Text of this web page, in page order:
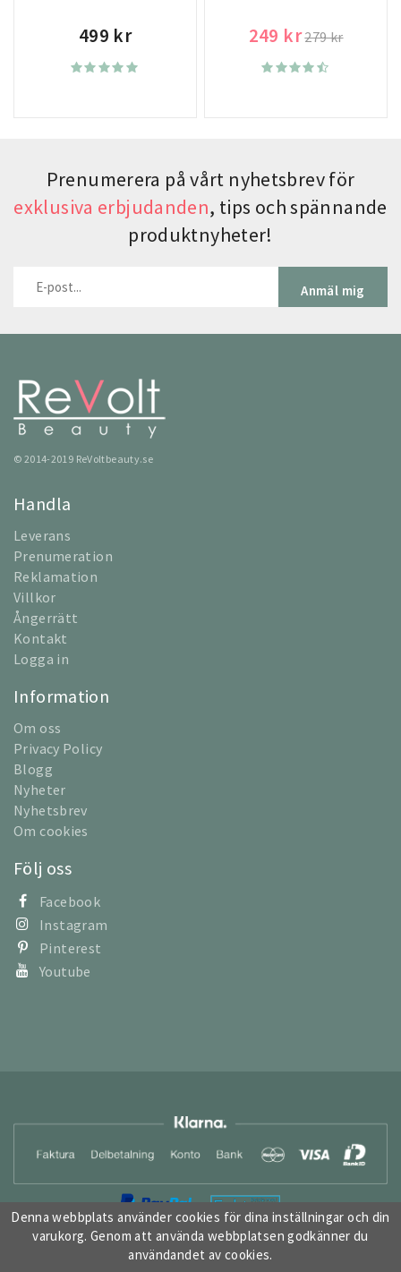
499 kr 249 kr279 kr
Prenumerera på vårt nyhetsbrev för
exklusiva erbjudanden, tips och spännande
produktnyheter!
Anmäl mig
© 2014-2019 ReVoltbeauty.se
Handla
Leverans
Prenumeration
Reklamation
Villkor
Ångerrätt
Kontakt
Logga in
Information
Om oss
Privacy Policy
Blogg
Nyheter
Nyhetsbrev
Om cookies
Följ oss
Facebook
Instagram
Pinterest
Youtube
Denna webbplats använder cookies för dina inställningar och din
varukorg. Genom att använda webbplatsen godkänner du
användandet av cookies.